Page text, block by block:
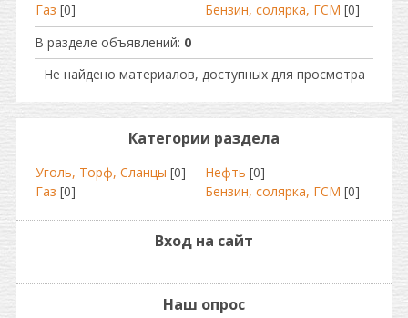
Газ [0] Бензин, солярка, ГСМ [0]
В разделе объявлений: 0
Не найдено материалов, доступных для просмотра
Категории раздела
Уголь, Торф, Сланцы [0] Нефть [0]
Газ [0] Бензин, солярка, ГСМ [0]
Вход на сайт
Наш опрос